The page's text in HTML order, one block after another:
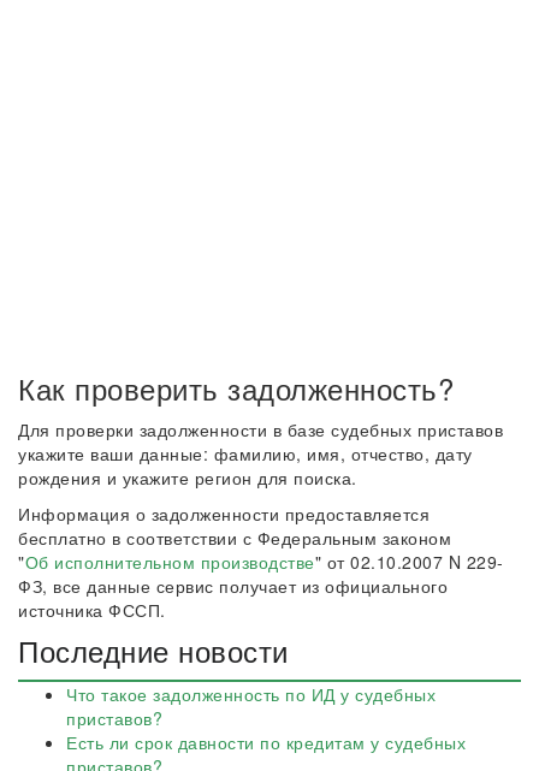
Как проверить задолженность?
Для проверки задолженности в базе судебных приставов
укажите ваши данные: фамилию, имя, отчество, дату
рождения и укажите регион для поиска.
Информация о задолженности предоставляется
бесплатно в соответствии с Федеральным законом
"Об исполнительном производстве" от 02.10.2007 N 229-
ФЗ, все данные сервис получает из официального
источника ФССП.
Последние новости
Что такое задолженность по ИД у судебных
приставов?
Есть ли срок давности по кредитам у судебных
приставов?